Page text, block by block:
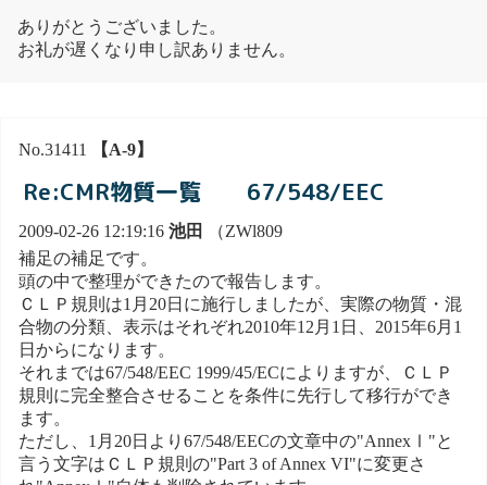
ありがとうございました。
お礼が遅くなり申し訳ありません。
No.31411 【A-9】
Re:CMR物質一覧 67/548/EEC
2009-02-26 12:19:16 池田
（ZWl809
補足の補足です。
頭の中で整理ができたので報告します。
ＣＬＰ規則は1月20日に施行しましたが、実際の物質・混
合物の分類、表示はそれぞれ2010年12月1日、2015年6月1
日からになります。
それまでは67/548/EEC 1999/45/ECによりますが、ＣＬＰ
規則に完全整合させることを条件に先行して移行ができ
ます。
ただし、1月20日より67/548/EECの文章中の"AnnexⅠ"と
言う文字はＣＬＰ規則の"Part 3 of Annex VI"に変更さ